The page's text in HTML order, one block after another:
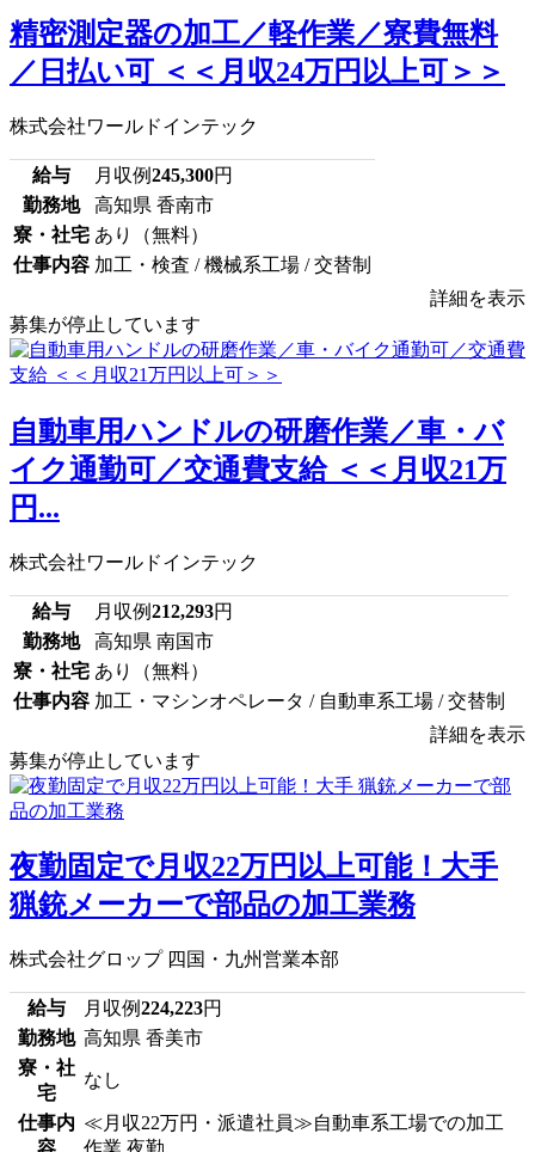
精密測定器の加工／軽作業／寮費無料
／日払い可 ＜＜月収24万円以上可＞＞
株式会社ワールドインテック
給与 月収例245,300円
勤務地
高知県 香南市
寮・社宅 あり（無料）
仕事内容 加工・検査 / 機械系工場 / 交替制
詳細を表示
募集が停止しています
自動車用ハンドルの研磨作業／車・バ
イク通勤可／交通費支給 ＜＜月収21万
円...
株式会社ワールドインテック
給与 月収例212,293円
勤務地
高知県 南国市
寮・社宅 あり（無料）
仕事内容 加工・マシンオペレータ / 自動車系工場 / 交替制
詳細を表示
募集が停止しています
夜勤固定で月収22万円以上可能！大手
猟銃メーカーで部品の加工業務
株式会社グロップ 四国・九州営業本部
給与 月収例224,223円
勤務地 高知県 香美市
寮・社
宅
なし
仕事内 ≪月収22万円・派遣社員≫自動車系工場での加工